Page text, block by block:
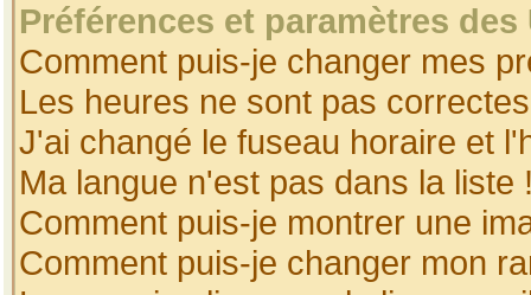
Préférences et paramètres
Comment puis-je changer mes
Les heures ne sont pas
J'ai changé le fuseau horaire et
Ma langue n'est pas dans la liste
Comment puis-je montrer une
Comment puis-je changer mon